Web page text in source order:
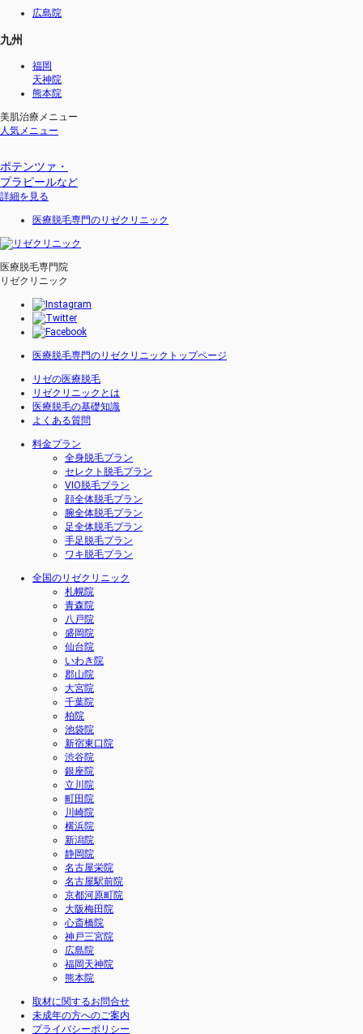
広島院
九州
福岡
天神院
熊本院
美肌治療メニュー
人気メニュー
ポテンツァ・
プラピールなど
詳細を見る
医療脱毛専門のリゼクリニック
医療脱毛専門院
リゼクリニック
医療脱毛専門のリゼクリニックトップページ
リゼの医療脱毛
リゼクリニックとは
医療脱毛の基礎知識
よくある質問
料金プラン
全身脱毛プラン
セレクト脱毛プラン
VIO脱毛プラン
顔全体脱毛プラン
腕全体脱毛プラン
足全体脱毛プラン
手足脱毛プラン
ワキ脱毛プラン
全国のリゼクリニック
札幌院
青森院
八戸院
盛岡院
仙台院
いわき院
郡山院
大宮院
千葉院
柏院
池袋院
新宿東口院
渋谷院
銀座院
立川院
町田院
川崎院
横浜院
新潟院
静岡院
名古屋栄院
名古屋駅前院
京都河原町院
大阪梅田院
心斎橋院
神戸三宮院
広島院
福岡天神院
熊本院
取材に関するお問合せ
未成年の方へのご案内
プライバシーポリシー